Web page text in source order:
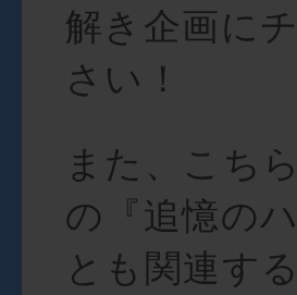
解き企画に
さい！
また、こち
の『追憶の
とも関連す